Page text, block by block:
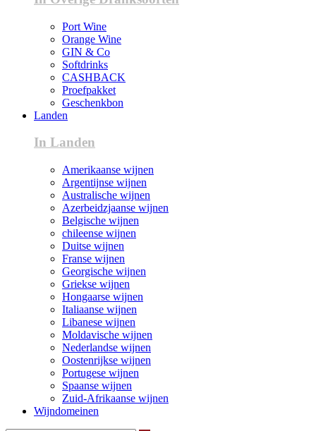
Port Wine
Orange Wine
GIN & Co
Softdrinks
CASHBACK
Proefpakket
Geschenkbon
Landen
In Landen
Amerikaanse wijnen
Argentijnse wijnen
Australische wijnen
Azerbeidzjaanse wijnen
Belgische wijnen
chileense wijnen
Duitse wijnen
Franse wijnen
Georgische wijnen
Griekse wijnen
Hongaarse wijnen
Italiaanse wijnen
Libanese wijnen
Moldavische wijnen
Nederlandse wijnen
Oostenrijkse wijnen
Portugese wijnen
Spaanse wijnen
Zuid-Afrikaanse wijnen
Wijndomeinen